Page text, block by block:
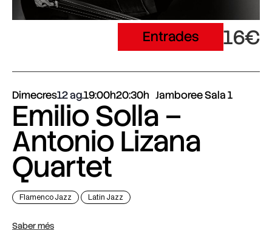
Entrades 16€
Dimecres12 ag.19:00h20:30h Jamboree Sala 1
Emilio Solla –
Antonio Lizana
Quartet
Flamenco Jazz Latin Jazz
Saber més